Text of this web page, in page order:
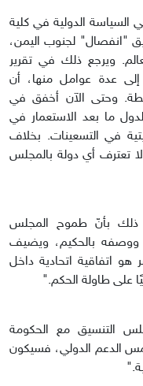
السياسة الدولية في كلية
"انفصال" لجنوب اليمن،
ويرجع ذلك في تقرير
إلى عدة عوامل منها، أن
وحتى الآن أخفق في
ما بعد الاستعمار في
في التسعينات. بخلاف
لا تعترف أي دولة بالمجلس
ذلك بأنّ طموح المجلس
ووصفه بالحكيم، ويضيف
اتفاقية اتحادية داخل
على طاولة الحكم."
التنسيق مع الحكومة
الدعم الدولي، فسيكون